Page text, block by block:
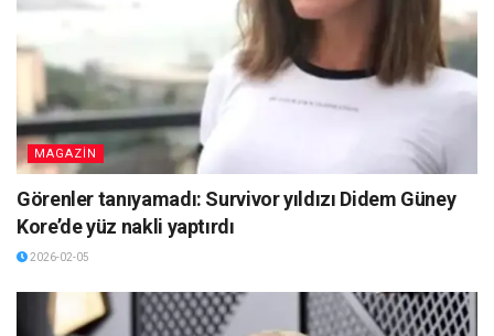
MAGAZİN
Görenler tanıyamadı: Survivor yıldızı Didem Güney
Kore’de yüz nakli yaptırdı
2026-02-05